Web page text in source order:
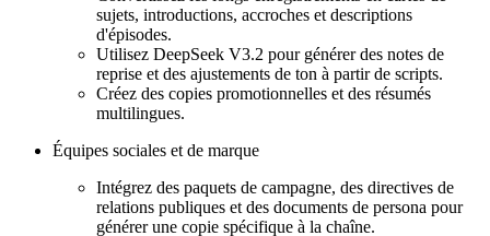
sujets, introductions, accroches et descriptions
d'épisodes.
Utilisez DeepSeek V3.2 pour générer des notes de
reprise et des ajustements de ton à partir de scripts.
Créez des copies promotionnelles et des résumés
multilingues.
Équipes sociales et de marque
Intégrez des paquets de campagne, des directives de
relations publiques et des documents de persona pour
générer une copie spécifique à la chaîne.